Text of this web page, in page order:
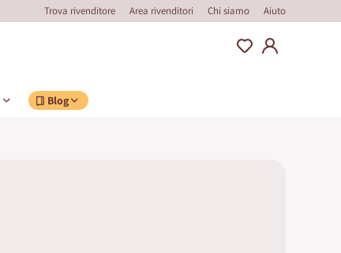
Trova rivenditore Area rivenditori Chi siamo Aiuto
Blog